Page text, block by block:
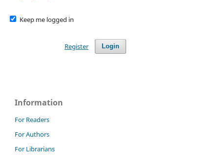
Keep me logged in
Login
Register
Information
For Readers
For Authors
For Librarians